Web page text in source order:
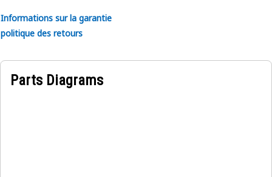
Informations sur la garantie
politique des retours
Parts Diagrams